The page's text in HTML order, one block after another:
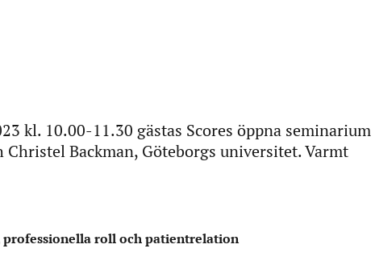
kl. 10.00-11.30 gästas Scores öppna seminarium
Christel Backman, Göteborgs universitet. Varmt
roll och patientrelation